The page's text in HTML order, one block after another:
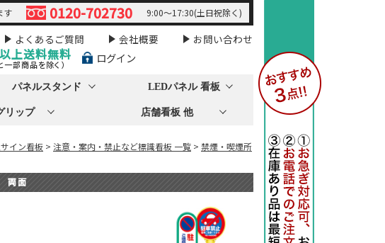
す 0120-702730 9:00～17:30(土日祝除く)
よくあるご質問 会社概要 お問い合わせ
上送料無料
一部商品を除く） ログイン
パネルスタンド LEDパネル 看板
リップ 店舗看板 他
イン看板 > 注意・案内・禁止など標識看板 一覧 > 禁煙・喫煙所
両面